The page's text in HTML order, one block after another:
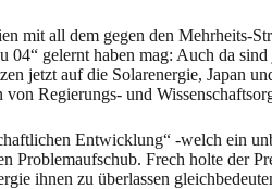
mit all dem gegen den
04“ gelernt haben mag: Auch da
jetzt auf die Solarenergie, Japan
Regierungs- und
Entwicklung“ -welch ein
Frech holte der
ihnen zu überlassen